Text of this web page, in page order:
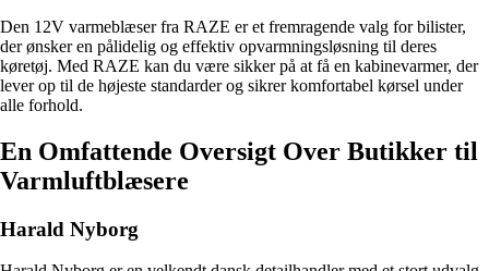
Den 12V varmeblæser fra RAZE er et fremragende valg for bilister,
der ønsker en pålidelig og effektiv opvarmningsløsning til deres
køretøj. Med RAZE kan du være sikker på at få en kabinevarmer, der
lever op til de højeste standarder og sikrer komfortabel kørsel under
alle forhold.
En Omfattende Oversigt Over Butikker til
Varmluftblæsere
Harald Nyborg